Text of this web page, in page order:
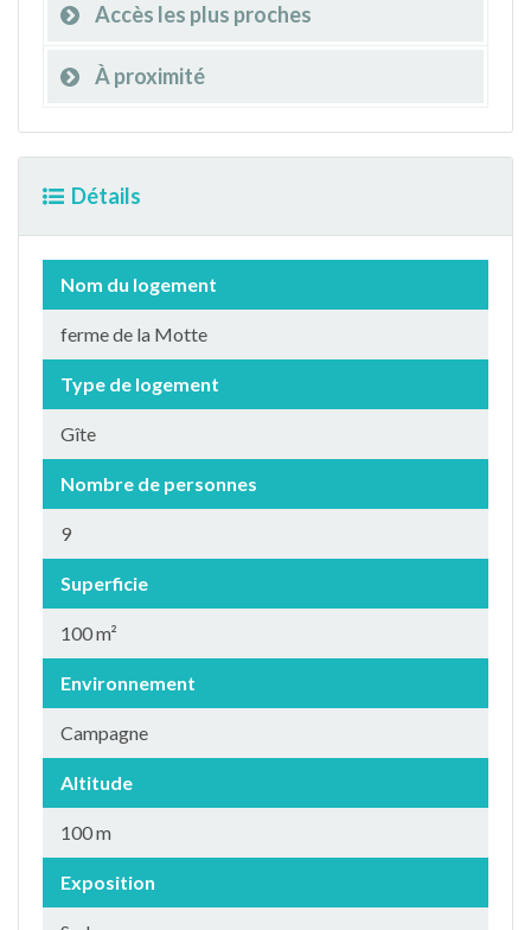
Accès les plus proches
À proximité
Détails
Nom du logement
ferme de la Motte
Type de logement
Gîte
Nombre de personnes
9
Superficie
100 m²
Environnement
Campagne
Altitude
100 m
Exposition